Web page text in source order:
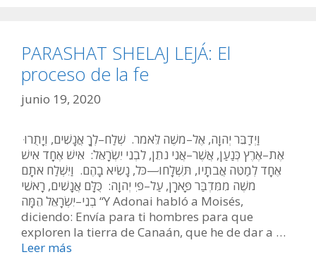
PARASHAT SHELAJ LEJÁ: El
proceso de la fe
junio 19, 2020
וַיְדַבֵּר יְהוָה, אֶל–מֹשֶׁה לֵּאמֹר. שְׁלַח–לְךָ אֲנָשִׁים, וְיָתֻרוּ
אֶת–אֶרֶץ כְּנַעַן, אֲשֶׁר–אֲנִי נֹתֵן, לִבְנֵי יִשְׂרָאֵל: אִישׁ אֶחָד אִישׁ
אֶחָד לְמַטֵּה אֲבֹתָיו, תִּשְׁלָחוּ—כֹּל, נָשִׂיא בָהֶם. וַיִּשְׁלַח אֹתָם
מֹשֶׁה מִמִּדְבַּר פָּארָן, עַל–פִּי יְהוָה: כֻּלָּם אֲנָשִׁים, רָאשֵׁי
בְנֵי–יִשְׂרָאֵל הֵמָּה “Y Adonai habló a Moisés,
diciendo: Envía para ti hombres para que
exploren la tierra de Canaán, que he de dar a …
Leer más